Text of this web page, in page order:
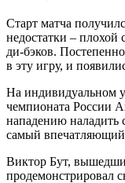
Старт матча
недостатки – плохой
ди-бэков.
в эту игру, и
На индивидуальном
чемпионата России
нападению наладить
самый впечатляющий
Виктор Бут,
продемонстрировал